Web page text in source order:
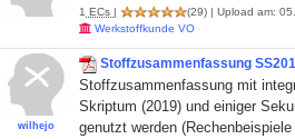
1 ECs | (29) | Upload am:
Werkstoffkunde VO
wilhejo
Stoffzusammenfassung
Stoffzusammenfassung mit
Skriptum (2019) und einiger
genutzt werden